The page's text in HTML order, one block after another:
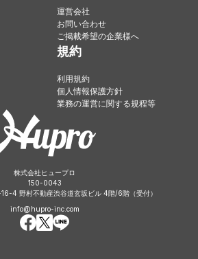
運営会社
お問い合わせ
ご掲載希望の企業様へ
規約
利用規約
個人情報保護方針
業務の運営に関する規程等
株式会社ヒュープロ
150-0043
4 野村不動産渋谷道玄坂ビル 4階/6階（受付）
info@hupro-inc.com